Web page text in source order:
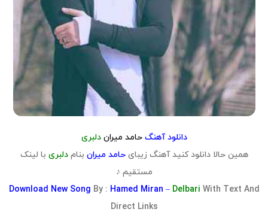
دانلود آهنگ حامد میران دلبری
همین حالا دانلود کنید آهنگ زیبایحامد میران بنامدلبری با لینک
مستقیم ♪
Download New Song By : Hamed Miran – Delbari With Text And
Direct Links